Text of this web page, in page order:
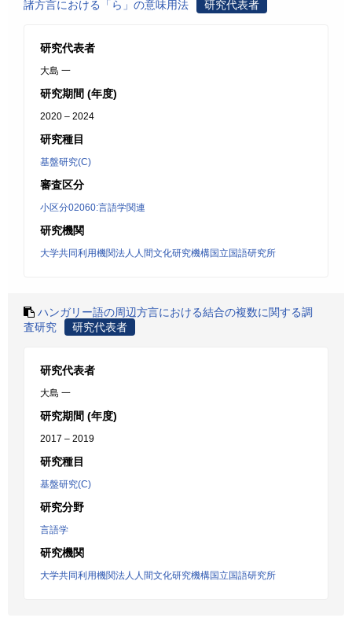
諸方言における「ら」の意味用法
研究代表者
研究代表者
大島 一
研究期間 (年度)
2020 – 2024
研究種目
基盤研究(C)
審査区分
小区分02060:言語学関連
研究機関
大学共同利用機関法人人間文化研究機構国立国語研究所
ハンガリー語の周辺方言における結合の複数に関する調
査研究
研究代表者
研究代表者
大島 一
研究期間 (年度)
2017 – 2019
研究種目
基盤研究(C)
研究分野
言語学
研究機関
大学共同利用機関法人人間文化研究機構国立国語研究所